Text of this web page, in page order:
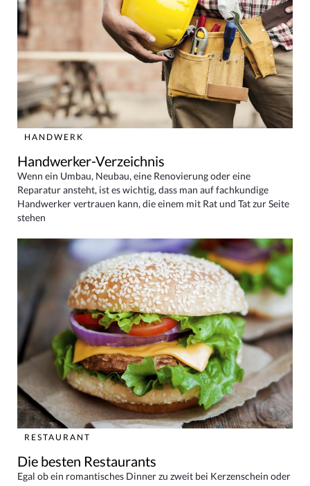
HANDWERK
Handwerker-Verzeichnis
Wenn ein Umbau, Neubau, eine Renovierung oder eine
Reparatur ansteht, ist es wichtig, dass man auf fachkundige
Handwerker vertrauen kann, die einem mit Rat und Tat zur Seite
stehen
RESTAURANT
Die besten Restaurants
Egal ob ein romantisches Dinner zu zweit bei Kerzenschein oder